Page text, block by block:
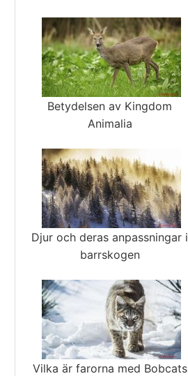
Betydelsen av Kingdom
Animalia
Djur och deras anpassningar i
barrskogen
Vilka är farorna med Bobcats